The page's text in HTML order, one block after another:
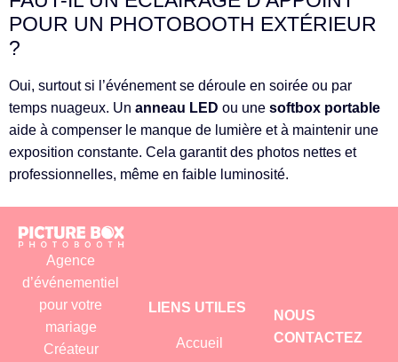
POUR UN PHOTOBOOTH EXTÉRIEUR
?
Oui, surtout si l’événement se déroule en soirée ou par
temps nuageux. Un anneau LED ou une softbox portable
aide à compenser le manque de lumière et à maintenir une
exposition constante. Cela garantit des photos nettes et
professionnelles, même en faible luminosité.
Agence
d’événementiel
pour votre
mariage
Créateur
LIENS UTILES
Accueil
NOUS
CONTACTEZ